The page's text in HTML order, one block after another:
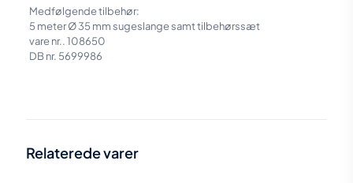
Medfølgende tilbehør:
5 meter Ø 35 mm sugeslange samt tilbehørssæt
vare nr.. 108650
DB nr. 5699986
Relaterede varer